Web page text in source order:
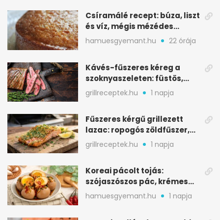
Csíramálé recept: búza, liszt
és víz, mégis mézédes
sütemény
hamuesgyemant.hu 22 órája
Kávés-fűszeres kéreg a
szoknyaszeleten: füstös,
csokoládés mélység
grillreceptek.hu 1 napja
Fűszeres kérgű grillezett
lazac: ropogós zöldfűszer,
szaftos belső
grillreceptek.hu 1 napja
Koreai pácolt tojás:
szójaszószos pác, krémes
sárgája, pár óra alatt
hamuesgyemant.hu 1 napja